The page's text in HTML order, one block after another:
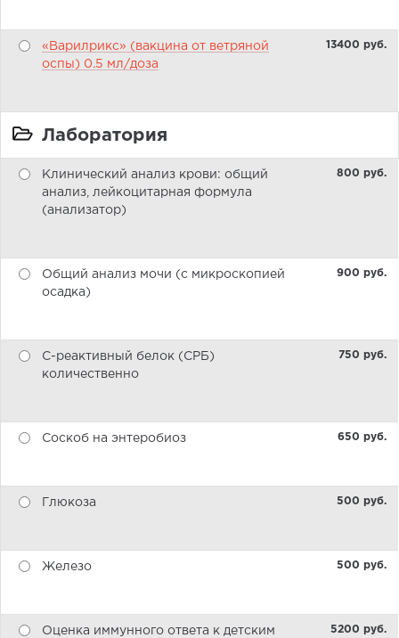
«Варилрикс» (вакцина от ветряной
оспы) 0.5 мл/доза
13400 pуб.
Лаборатория
Клинический анализ крови: общий
анализ, лейкоцитарная формула
(анализатор)
800 pуб.
Общий анализ мочи (с микроскопией
осадка)
900 pуб.
С-реактивный белок (СРБ)
количественно
750 pуб.
Соскоб на энтеробиоз 650 pуб.
Глюкоза 500 pуб.
Железо 500 pуб.
Оценка иммунного ответа к детским 5200 pуб.